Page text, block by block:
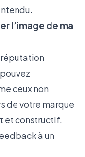
l’image de ma
réputation
ceux non
de votre marque
et constructif.
à un